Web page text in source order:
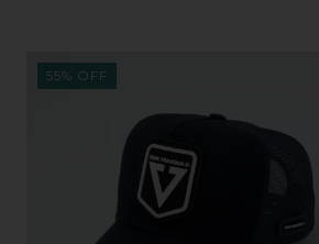
55% OFF